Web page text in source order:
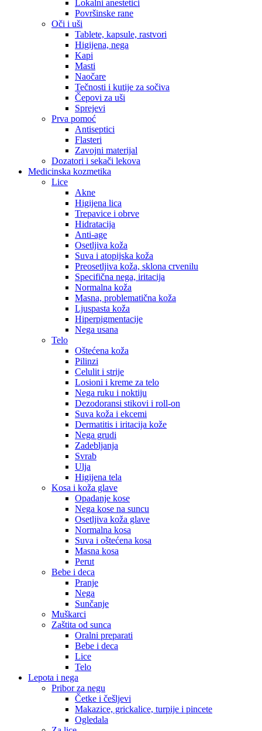
Lokalni anestetici
Površinske rane
Oči i uši
Tablete, kapsule, rastvori
Higijena, nega
Kapi
Masti
Naočare
Tečnosti i kutije za sočiva
Čepovi za uši
Sprejevi
Prva pomoć
Antiseptici
Flasteri
Zavojni materijal
Dozatori i sekači lekova
Medicinska kozmetika
Lice
Akne
Higijena lica
Trepavice i obrve
Hidratacija
Anti-age
Osetljiva koža
Suva i atopijska koža
Preosetljiva koža, sklona crvenilu
Specifična nega, iritacija
Normalna koža
Masna, problematična koža
Ljuspasta koža
Hiperpigmentacije
Nega usana
Telo
Oštećena koža
Pilinzi
Celulit i strije
Losioni i kreme za telo
Nega ruku i noktiju
Dezodoransi stikovi i roll-on
Suva koža i ekcemi
Dermatitis i iritacija kože
Nega grudi
Zadebljanja
Svrab
Ulja
Higijena tela
Kosa i koža glave
Opadanje kose
Nega kose na suncu
Osetljiva koža glave
Normalna kosa
Suva i oštećena kosa
Masna kosa
Perut
Bebe i deca
Pranje
Nega
Sunčanje
Muškarci
Zaštita od sunca
Oralni preparati
Bebe i deca
Lice
Telo
Lepota i nega
Pribor za negu
Četke i češljevi
Makazice, grickalice, turpije i pincete
Ogledala